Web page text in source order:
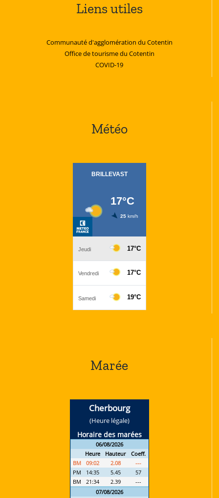
Liens utiles
Communauté d'agglomération du Cotentin
Office de tourisme du Cotentin
COVID-19
Météo
Marée